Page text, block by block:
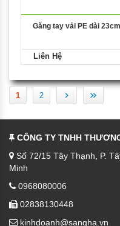
Găng tay vải PE dài 23cm
Liên Hệ
1 2 › »
CÔNG TY TNHH
Số 72/15 Tây Thạnh, P.
Minh
0968080006
02838130448
kinhdoanh@sangha.vn